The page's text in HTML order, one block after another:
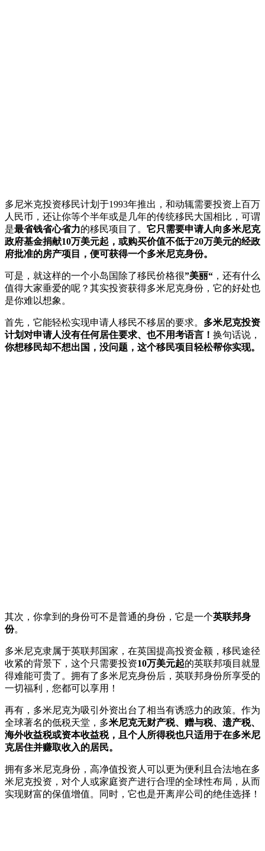
多尼米克投资移民计划于1993年推出，和动辄需要投资上百万
人民币，还让你等个半年或是几年的传统移民大国相比，可谓
是最省钱省心省力的移民项目了。 它只需要申请人向多米尼克
政府基金捐献10万美元起，或购买价值不低于20万美元的经政
府批准的房产项目，便可获得一个多米尼克身份。
可是，就这样的一个小岛国除了移民价格很”美丽“ ，还有什么
值得大家垂爱的呢？其实投资获得多米尼克身份，它的好处也
是你难以想象。
首先，它能轻松实现申请人移民不移居的要求。 多米尼克投资
计划对申请人没有任何居住要求、也不用考语言！ 换句话说，
你想移民却不想出国，没问题，这个移民项目轻松帮你实现。
其次，你拿到的身份可不是普通的身份，它是一个英联邦身
份。
多米尼克隶属于英联邦国家，在英国提高投资金额，移民途径
收紧的背景下，这个只需要投资10万美元起的英联邦项目就显
得难能可贵了。拥有了多米尼克身份后，英联邦身份所享受的
一切福利，您都可以享用！
再有，多米尼克为吸引外资出台了相当有诱惑力的政策。作为
全球著名的低税天堂，多米尼克无财产税、赠与税、遗产税、
海外收益税或资本收益税，且个人所得税也只适用于在多米尼
克居住并赚取收入的居民。
拥有多米尼克身份，高净值投资人可以更为便利且合法地在多
米尼克投资，对个人或家庭资产进行合理的全球性布局，从而
实现财富的保值增值。同时，它也是开离岸公司的绝佳选择！